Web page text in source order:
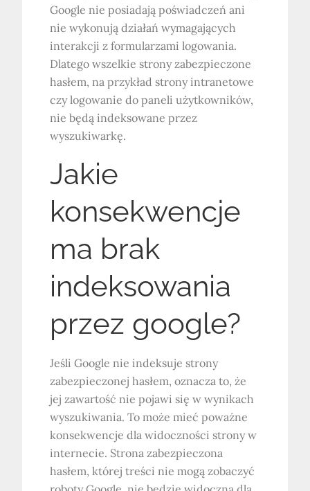
Google nie posiadają poświadczeń ani
nie wykonują działań wymagających
interakcji z formularzami logowania.
Dlatego wszelkie strony zabezpieczone
hasłem, na przykład strony intranetowe
czy logowanie do paneli użytkowników,
nie będą indeksowane przez
wyszukiwarkę.
Jakie
konsekwencje
ma brak
indeksowania
przez google?
Jeśli Google nie indeksuje strony
zabezpieczonej hasłem, oznacza to, że
jej zawartość nie pojawi się w wynikach
wyszukiwania. To może mieć poważne
konsekwencje dla widoczności strony w
internecie. Strona zabezpieczona
hasłem, której treści nie mogą zobaczyć